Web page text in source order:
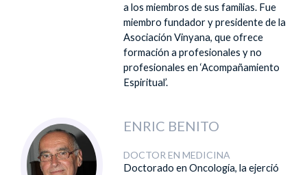
a los miembros de sus familias. Fue
miembro fundador y presidente de la
Asociación Vinyana, que ofrece
formación a profesionales y no
profesionales en ‘Acompañamiento
Espiritual’.
ENRIC BENITO
DOCTOR EN MEDICINA
Doctorado en Oncología, la ejerció